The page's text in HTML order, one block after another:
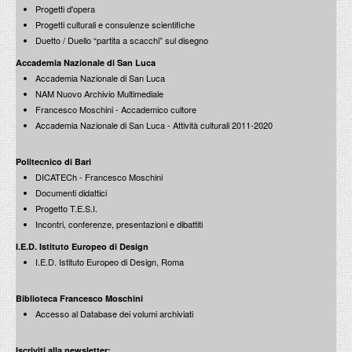
Purini/Thermes
1 Marzo 2010
...but where is BARI ?
40 anni di attività della Galleria Bonomo
29 Gennaio 2010
Caravaggio (Michelangelo Merisi) e Andrea Pazienza
Le affinità elettive: di Francesco Moschini
2 Agosto 2008
Andrea Pazienza
Andrea Pazienza
vent'anni dopo
29 giugno 2008
Lectio Magistralis all'interno di Progetto T.E.S.I.
22 Ottobre 2008
Franco Purini
Lectio Magistralis all'interno di Progetto T.E.S.I.
26 Settembre 2008
Luciano Canfora
9 Giugno 2008
Cerreto Sannita - Laboratorio di Progettazione '88
Mostra riassuntiva
26 Febbraio 1990
Progetti d'opera
Progetti culturali e consulenze scientifiche
Duetto / Duello “partita a scacchi” sul disegno
Accademia Nazionale di San Luca
Accademia Nazionale di San Luca
NAM Nuovo Archivio Multimediale
Francesco Moschini - Accademico cultore
Accademia Nazionale di San Luca - Attività culturali 2011-2020
Politecnico di Bari
DICATECh - Francesco Moschini
Documenti didattici
Progetto T.E.S.I.
Incontri, conferenze, presentazioni e dibattiti
I.E.D. Istituto Europeo di Design
I.E.D. Istituto Europeo di Design, Roma
Biblioteca Francesco Moschini
Accesso al Database dei volumi archiviati